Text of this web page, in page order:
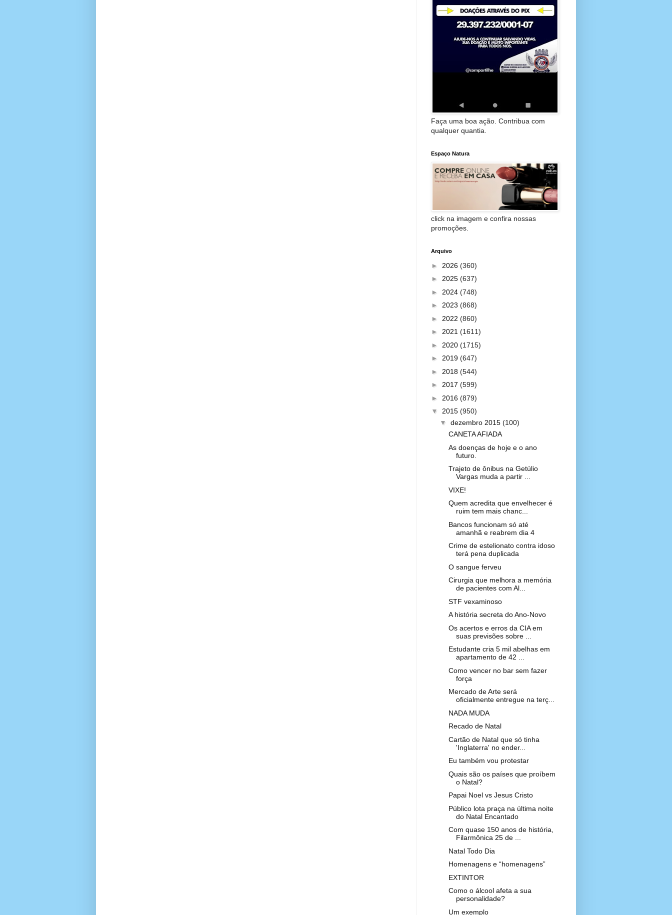
Faça uma boa ação. Contribua com
qualquer quantia.
Espaço Natura
click na imagem e confira nossas
promoções.
Arquivo
► 2026 (360)
► 2025 (637)
► 2024 (748)
► 2023 (868)
► 2022 (860)
► 2021 (1611)
► 2020 (1715)
► 2019 (647)
► 2018 (544)
► 2017 (599)
► 2016 (879)
▼ 2015 (950)
▼ dezembro 2015 (100)
CANETA AFIADA
As doenças de hoje e o ano
futuro.
Trajeto de ônibus na Getúlio
Vargas muda a partir ...
VIXE!
Quem acredita que envelhecer é
ruim tem mais chanc...
Bancos funcionam só até
amanhã e reabrem dia 4
Crime de estelionato contra idoso
terá pena duplicada
O sangue ferveu
Cirurgia que melhora a memória
de pacientes com Al...
STF vexaminoso
A história secreta do Ano-Novo
Os acertos e erros da CIA em
suas previsões sobre ...
Estudante cria 5 mil abelhas em
apartamento de 42 ...
Como vencer no bar sem fazer
força
Mercado de Arte será
oficialmente entregue na terç...
NADA MUDA
Recado de Natal
Cartão de Natal que só tinha
'Inglaterra' no ender...
Eu também vou protestar
Quais são os países que proíbem
o Natal?
Papai Noel vs Jesus Cristo
Público lota praça na última noite
do Natal Encantado
Com quase 150 anos de história,
Filarmônica 25 de ...
Natal Todo Dia
Homenagens e “homenagens”
EXTINTOR
Como o álcool afeta a sua
personalidade?
Um exemplo